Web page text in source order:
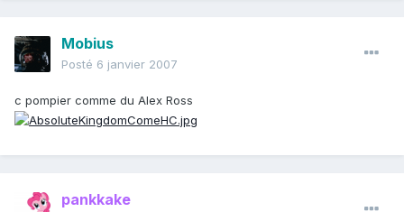
Mobius
Posté 6 janvier 2007
c pompier comme du Alex Ross
pankkake